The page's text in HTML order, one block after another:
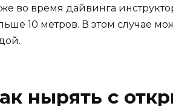
во время дайвинга
10 метров. В этом случае
нырять с